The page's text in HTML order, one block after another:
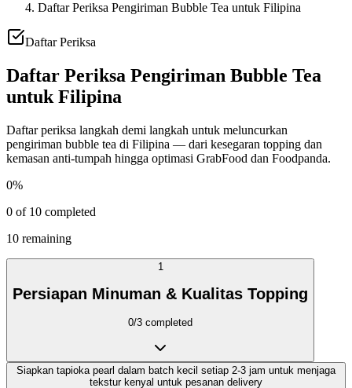
Daftar Periksa Pengiriman Bubble Tea untuk Filipina
Daftar Periksa
Daftar Periksa Pengiriman Bubble Tea
untuk Filipina
Daftar periksa langkah demi langkah untuk meluncurkan
pengiriman bubble tea di Filipina — dari kesegaran topping dan
kemasan anti-tumpah hingga optimasi GrabFood dan Foodpanda.
0%
0 of 10 completed
10 remaining
1
Persiapan Minuman & Kualitas Topping
0/3 completed
Siapkan tapioka pearl dalam batch kecil setiap 2-3 jam untuk menjaga
tekstur kenyal untuk pesanan delivery